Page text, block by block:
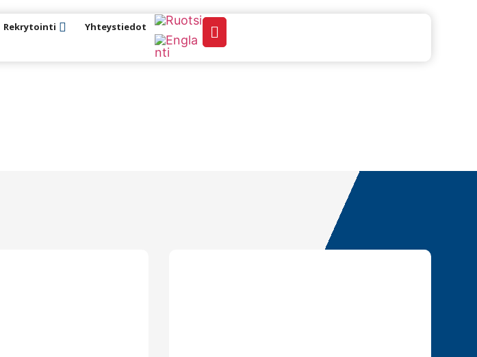
Rekrytointi Yhteystiedot